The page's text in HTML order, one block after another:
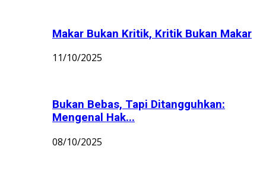
Makar Bukan Kritik, Kritik Bukan Makar
11/10/2025
Bukan Bebas, Tapi Ditangguhkan:
Mengenal Hak...
08/10/2025